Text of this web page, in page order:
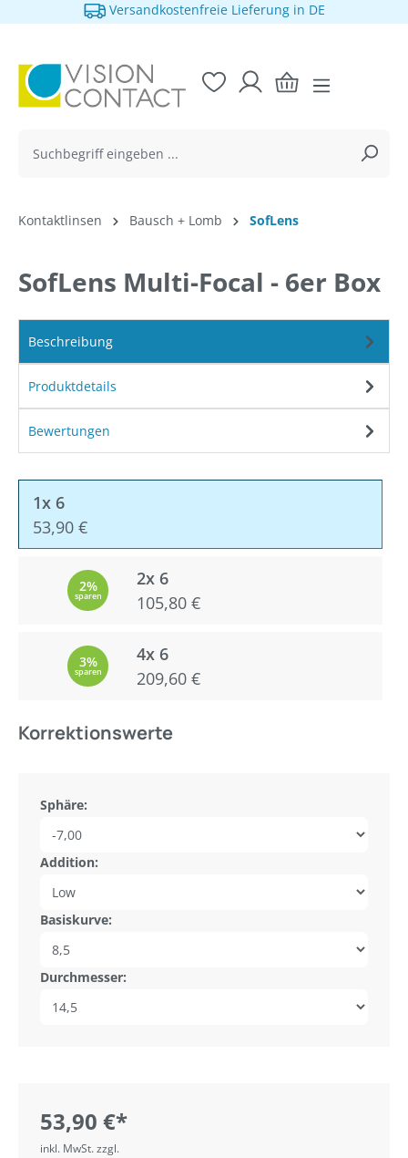
springen
Versandkostenfreie Lieferung in DE
Kontaktlinsen Bausch + Lomb SofLens
SofLens Multi-Focal - 6er Box
Beschreibung
Produktdetails
Bewertungen
1x 6
53,90 €
2%
sparen
2x 6
105,80 €
3%
sparen
4x 6
209,60 €
Korrektionswerte
Sphäre:
Addition:
Basiskurve:
Durchmesser:
53,90 €*
inkl. MwSt. zzgl.